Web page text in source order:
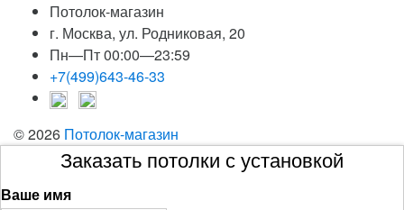
Потолок-магазин
г. Москва, ул. Родниковая, 20
Пн—Пт 00:00—23:59
+7(499)643-46-33
© 2026 Потолок-магазин
Заказать потолки с установкой
Ваше имя